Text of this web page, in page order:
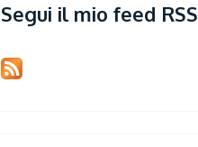
Segui il mio feed RSS